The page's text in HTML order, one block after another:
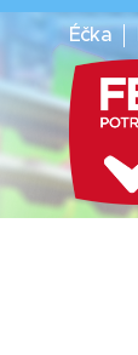
Éčka